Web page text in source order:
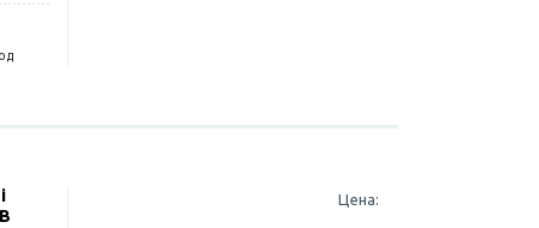
Цена: